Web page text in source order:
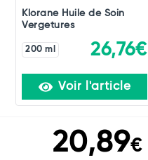
Klorane Huile de Soin
Vergetures
200 ml 26,76€
Voir l'article
20,89€